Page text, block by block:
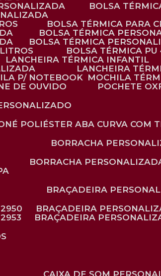
BOLSA
BOLSA TÉRMICA PARA
BOLSA TÉRMICA
BOLSA TÉRMICA
BOLSA TÉRMICA
LANCHEIRA TÉRMICA INFANTIL
LANCHEIRA
P/ NOTEBOOK MOCHILA
DE OUVIDO
POCHETE
POLIÉSTER ABA CURVA COM
BORRACHA
BORRACHA
BRAÇADEIRA
BRAÇADEIRA
BRAÇADEIRA
CAIXA DE SOM